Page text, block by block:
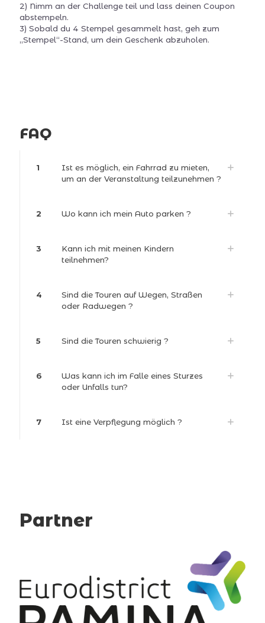
2) Nimm an der Challenge teil und lass deinen Coupon
abstempeln.
3) Sobald du 4 Stempel gesammelt hast, geh zum
„Stempel“-Stand, um dein Geschenk abzuholen.
FAQ
1
Ist es möglich, ein Fahrrad zu mieten,
um an der Veranstaltung teilzunehmen ?
2 Wo kann ich mein Auto parken ?
3
Kann ich mit meinen Kindern
teilnehmen?
4
Sind die Touren auf Wegen, Straßen
oder Radwegen ?
5 Sind die Touren schwierig ?
6
Was kann ich im Falle eines Sturzes
oder Unfalls tun?
7 Ist eine Verpflegung möglich ?
Partner